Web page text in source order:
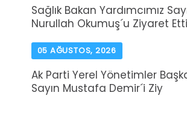
Sağlık Bakan Yardımcımız
Nurullah Okumuş´u Ziyaret
05 AĞUSTOS, 2026
Ak Parti Yerel Yönetimler
Sayın Mustafa Demir´i Ziy